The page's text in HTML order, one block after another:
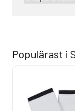
Populärast i